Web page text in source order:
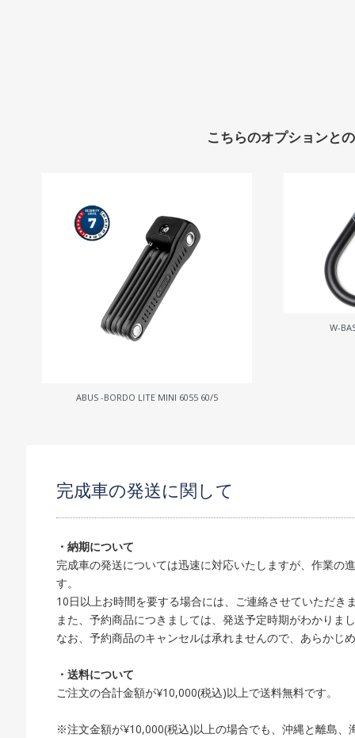
こちらのオプションと
ABUS -BORDO LITE MINI 6055 60/5
W-
完成車の発送に関して
・納期について
完成車の発送については迅速に対応いたしますが、作業の
す。
10日以上お時間を要する場合には、ご連絡させていただき
また、予約商品につきましては、発送予定時期がわかりま
なお、予約商品のキャンセルは承れませんので、あらかじ
・送料について
ご注文の合計金額が¥10,000(税込)以上で送料無料です。
※注文金額が¥10,000(税込)以上の場合でも、沖縄と離島、